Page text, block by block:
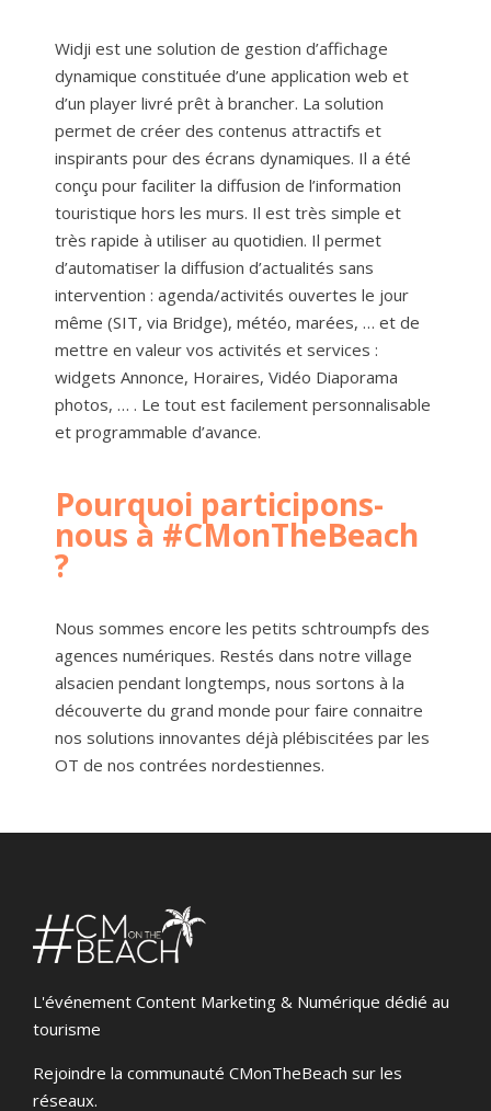
Widji est une solution de gestion d’affichage
dynamique constituée d’une application web et
d’un player livré prêt à brancher. La solution
permet de créer des contenus attractifs et
inspirants pour des écrans dynamiques. Il a été
conçu pour faciliter la diffusion de l’information
touristique hors les murs. Il est très simple et
très rapide à utiliser au quotidien. Il permet
d’automatiser la diffusion d’actualités sans
intervention : agenda/activités ouvertes le jour
même (SIT, via Bridge), météo, marées, … et de
mettre en valeur vos activités et services :
widgets Annonce, Horaires, Vidéo Diaporama
photos, … . Le tout est facilement personnalisable
et programmable d’avance.
Pourquoi participons-
nous à #CMonTheBeach
?
Nous sommes encore les petits schtroumpfs des
agences numériques. Restés dans notre village
alsacien pendant longtemps, nous sortons à la
découverte du grand monde pour faire connaitre
nos solutions innovantes déjà plébiscitées par les
OT de nos contrées nordestiennes.
L'événement Content Marketing & Numérique dédié au
tourisme
Rejoindre la communauté CMonTheBeach sur les
réseaux.